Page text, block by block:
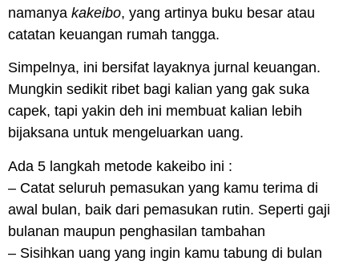
namanya kakeibo, yang artinya buku besar atau
catatan keuangan rumah tangga.
Simpelnya, ini bersifat layaknya jurnal keuangan.
Mungkin sedikit ribet bagi kalian yang gak suka
capek, tapi yakin deh ini membuat kalian lebih
bijaksana untuk mengeluarkan uang.
Ada 5 langkah metode kakeibo ini :
– Catat seluruh pemasukan yang kamu terima di
awal bulan, baik dari pemasukan rutin. Seperti gaji
bulanan maupun penghasilan tambahan
– Sisihkan uang yang ingin kamu tabung di bulan